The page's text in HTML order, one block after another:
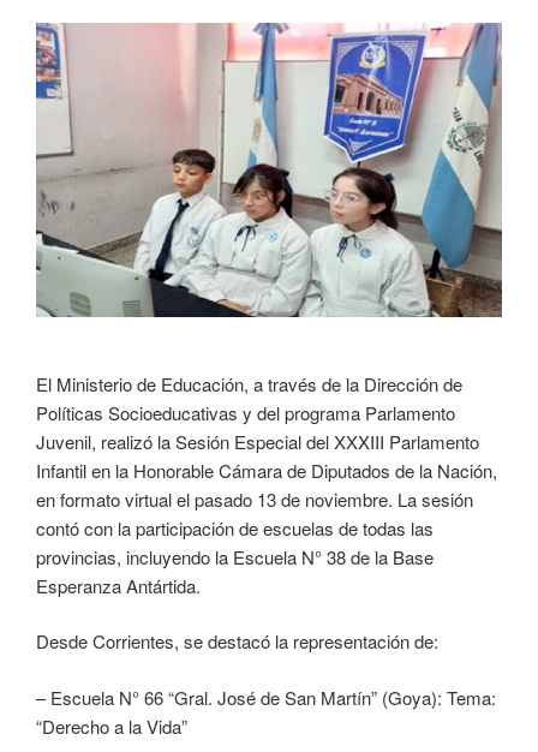
El Ministerio de Educación, a través de la Dirección de
Políticas Socioeducativas y del programa Parlamento
Juvenil, realizó la Sesión Especial del XXXIII Parlamento
Infantil en la Honorable Cámara de Diputados de la Nación,
en formato virtual el pasado 13 de noviembre. La sesión
contó con la participación de escuelas de todas las
provincias, incluyendo la Escuela N° 38 de la Base
Esperanza Antártida.
Desde Corrientes, se destacó la representación de:
– Escuela N° 66 “Gral. José de San Martín” (Goya): Tema:
“Derecho a la Vida”